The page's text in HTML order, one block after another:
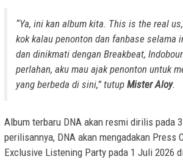
“Ya, ini kan album kita. This is the real
kok kalau penonton dan fanbase selama
dan dinikmati dengan Breakbeat,
perlahan, aku mau ajak penonton untuk
yang berbeda di sini,” tutup Mister Aloy.
Album terbaru DNA akan resmi dirilis pada
perilisannya, DNA akan mengadakan Press
Exclusive Listening Party pada 1 Juli 2026